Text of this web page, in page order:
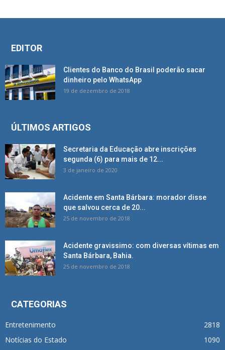
EDITOR
Clientes do Banco do Brasil poderão sacar
dinheiro pelo WhatsApp
19 de dezembro de 2018
ÚLTIMOS ARTIGOS
Secretaria da Educação abre inscrições
segunda (6) para mais de 12...
3 de janeiro de 2020
Acidente em Santa Bárbara: morador disse
que salvou cerca de 20...
25 de novembro de 2018
Acidente gravissimo: com diversas vítimas em
Santa Bárbara, Bahia.
25 de novembro de 2018
CATEGORIAS
Entretenimento
2818
Notícias do Estado
1090